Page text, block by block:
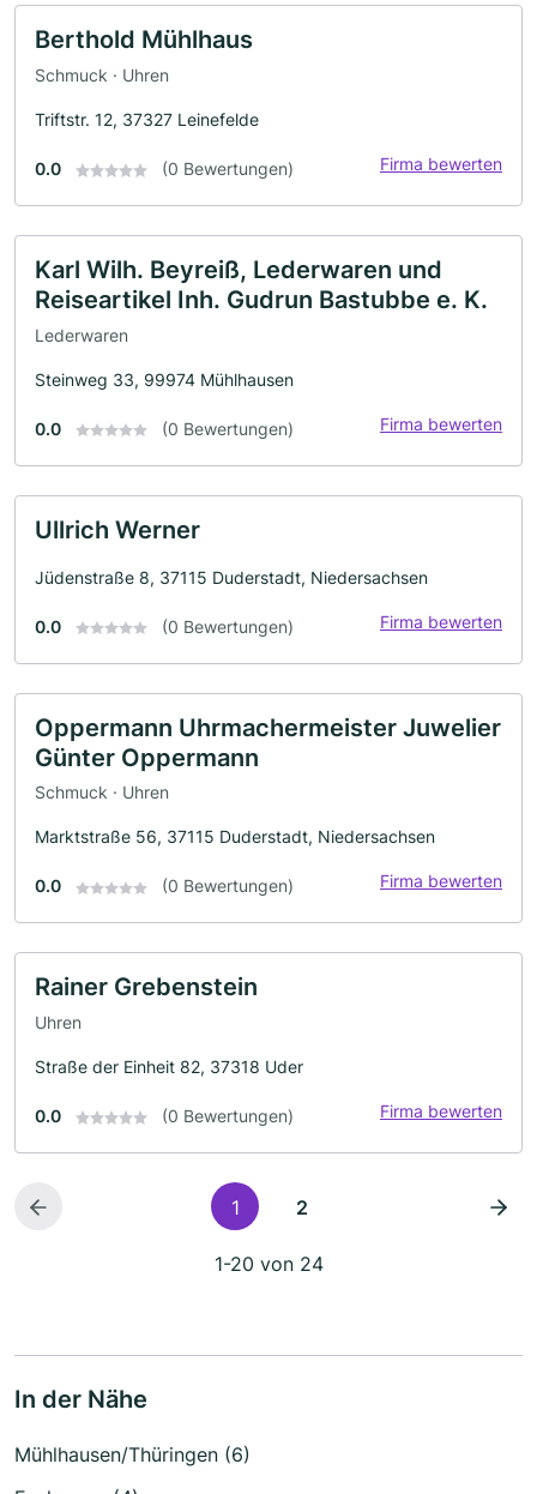
Berthold Mühlhaus
Schmuck · Uhren
Triftstr. 12, 37327 Leinefelde
0.0 (0 Bewertungen) Firma bewerten
Karl Wilh. Beyreiß, Lederwaren und
Reiseartikel Inh. Gudrun Bastubbe e. K.
Lederwaren
Steinweg 33, 99974 Mühlhausen
0.0 (0 Bewertungen) Firma bewerten
Ullrich Werner
Jüdenstraße 8, 37115 Duderstadt, Niedersachsen
0.0 (0 Bewertungen) Firma bewerten
Oppermann Uhrmachermeister Juwelier
Günter Oppermann
Schmuck · Uhren
Marktstraße 56, 37115 Duderstadt, Niedersachsen
0.0 (0 Bewertungen) Firma bewerten
Rainer Grebenstein
Uhren
Straße der Einheit 82, 37318 Uder
0.0 (0 Bewertungen) Firma bewerten
1 2
1-20 von 24
In der Nähe
Mühlhausen/Thüringen (6)